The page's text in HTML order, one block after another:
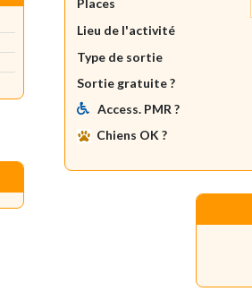
Places
Lieu de l'activité
Type de sortie
Sortie gratuite ?
Access. PMR ?
Chiens OK ?